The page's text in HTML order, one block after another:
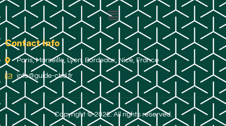
Contact Info
Paris, Marseille, Lyon, Bordeaux, Nice, France
info@guide-cbd.fr
Copyright © 2022. All rights reserved.